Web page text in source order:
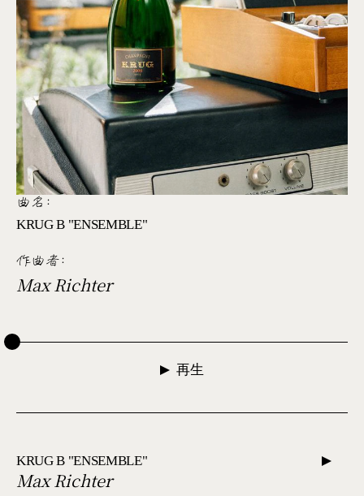
曲名:
KRUG B "ENSEMBLE"
作曲者:
Max Richter
再生
KRUG B "ENSEMBLE"
Max Richter